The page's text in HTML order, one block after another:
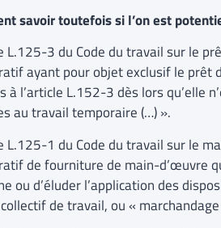
savoir toutefois si l’on est
L.125-3 du Code du travail sur le
ayant pour objet exclusif le prêt
à l’article L.152-3 dès lors qu’elle
au travail temporaire (…) ».
L.125-1 du Code du travail sur le
de fourniture de main-d’œuvre
ou d’éluder l’application des
de travail, ou «